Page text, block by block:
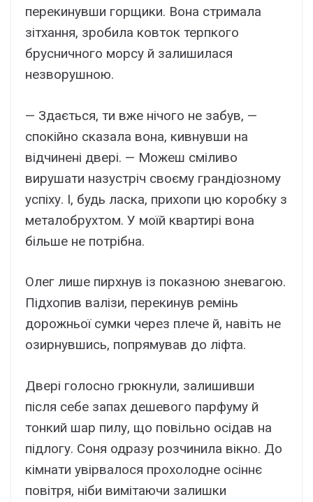
перекинувши горщики. Вона стримала
зітхання, зробила ковток терпкого
брусничного морсу й залишилася
незворушною.
— Здається, ти вже нічого не забув, —
спокійно сказала вона, кивнувши на
відчинені двері. — Можеш сміливо
вирушати назустріч своєму грандіозному
успіху. І, будь ласка, прихопи цю коробку з
металобрухтом. У моїй квартирі вона
більше не потрібна.
Олег лише пирхнув із показною зневагою.
Підхопив валізи, перекинув ремінь
дорожньої сумки через плече й, навіть не
озирнувшись, попрямував до ліфта.
Двері голосно грюкнули, залишивши
після себе запах дешевого парфуму й
тонкий шар пилу, що повільно осідав на
підлогу. Соня одразу розчинила вікно. До
кімнати увірвалося прохолодне осіннє
повітря, ніби вимітаючи залишки